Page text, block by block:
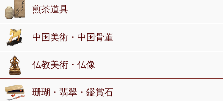
煎茶道具
中国美術・中国骨董
仏教美術・仏像
珊瑚・翡翠・鑑賞石